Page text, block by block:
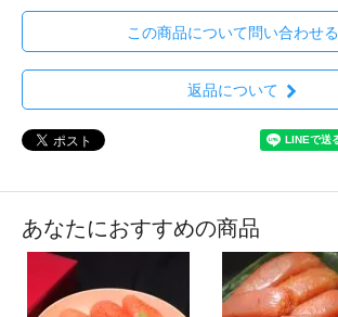
この商品について問い合わせる
返品について
あなたにおすすめの商品